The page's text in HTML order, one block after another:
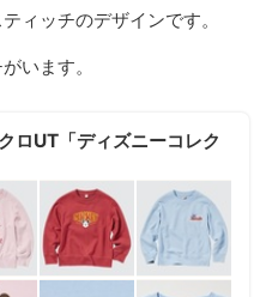
ィッチのデザインです。
います。
ロUT「ディズニーコレク